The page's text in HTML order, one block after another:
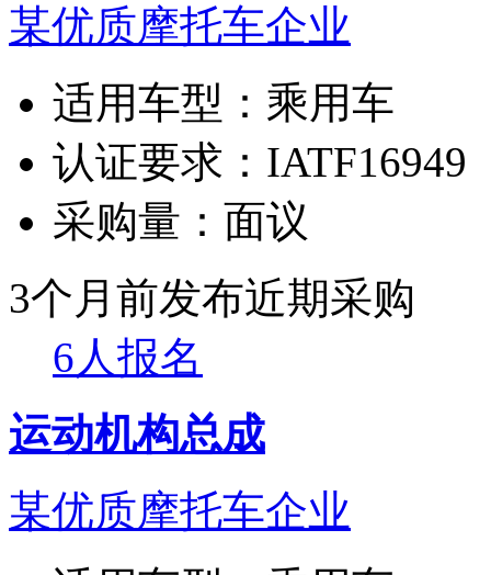
某优质摩托车企业
适用车型： 乘用车
认证要求： IATF16949
采购量： 面议
3个月前发布近期采购
6人报名
运动机构总成
某优质摩托车企业